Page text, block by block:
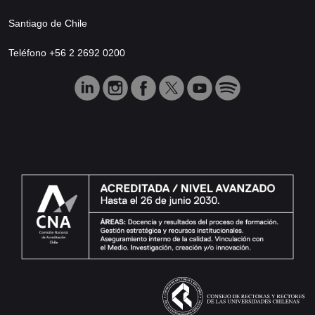
Santiago de Chile
Teléfono +56 2 2692 0200